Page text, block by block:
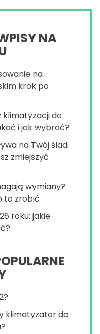
NA
na
krok po
do
i jak wybrać?
na Twój ślad
zmiejszyć
wymiany?
to zrobić
roku: jakie
klimatyzator do